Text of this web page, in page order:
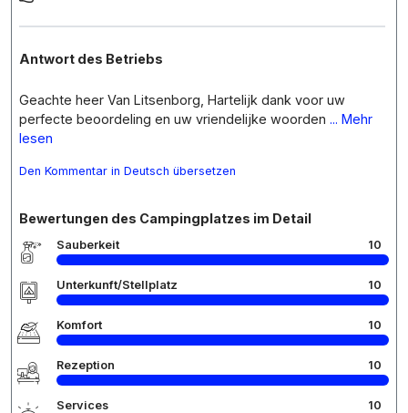
Antwort des Betriebs
Geachte heer Van Litsenborg, Hartelijk dank voor uw
perfecte beoordeling en uw vriendelijke woorden ... Mehr
lesen
Den Kommentar in Deutsch übersetzen
Bewertungen des Campingplatzes im Detail
Sauberkeit 10
Unterkunft/Stellplatz 10
Komfort 10
Rezeption 10
Services 10